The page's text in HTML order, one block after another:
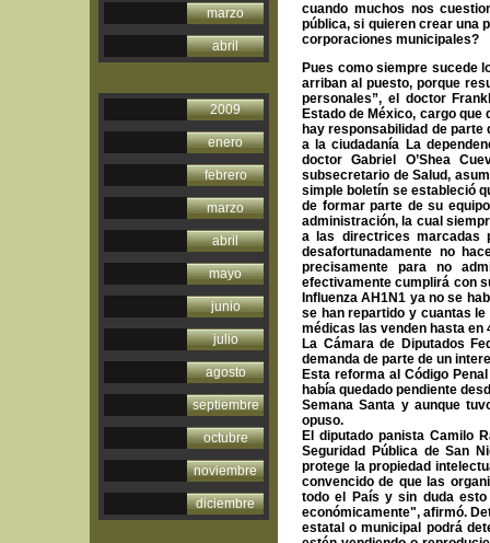
marzo
abril
2009
enero
febrero
marzo
abril
mayo
junio
julio
agosto
septiembre
octubre
noviembre
diciembre
cuando muchos nos
pública, si quieren crear una
corporaciones municipales?
Pues como siempre sucede
arriban al puesto, porque
personales”, el doctor
Estado de México, cargo
hay responsabilidad de
a la ciudadanía La
doctor Gabriel O’Shea
subsecretario de Salud,
simple boletín se estableció
de formar parte de su
administración, la cual
a las directrices marcadas
desafortunadamente no
precisamente para no
efectivamente cumplirá con
Influenza AH1N1 ya no se
se han repartido y cuantas
médicas las venden hasta en
La Cámarade Diputados
demanda de parte de un
Esta reforma al Código
había quedado pendiente
Semana Santa y aunque
opuso.
El diputado panista Camilo
Seguridad Pública de San
protege la propiedad
convencido de que las
todo el País y sin duda
económicamente", afirmó.
estatal o municipal podrá